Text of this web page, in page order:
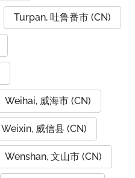
Turpan, 吐鲁番市 (CN)
Weihai, 威海市 (CN)
Weixin, 威信县 (CN)
Wenshan, 文山市 (CN)